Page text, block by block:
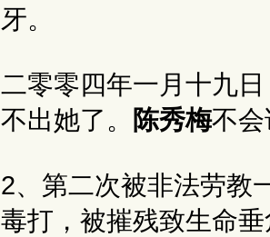
牙。
二零零四年一月十九
不出她了。
陈秀梅不
2、第二次被非法劳教
毒打，被摧残致生命